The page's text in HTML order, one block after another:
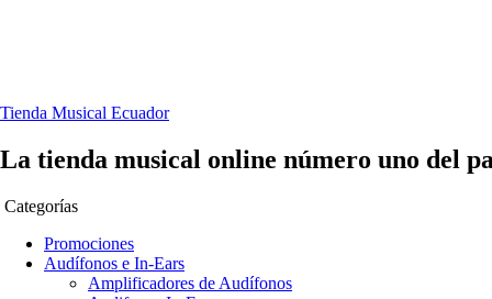
Tienda Musical Ecuador
La tienda musical online número uno del
Categorías
Promociones
Audífonos e In-Ears
Amplificadores de Audífonos